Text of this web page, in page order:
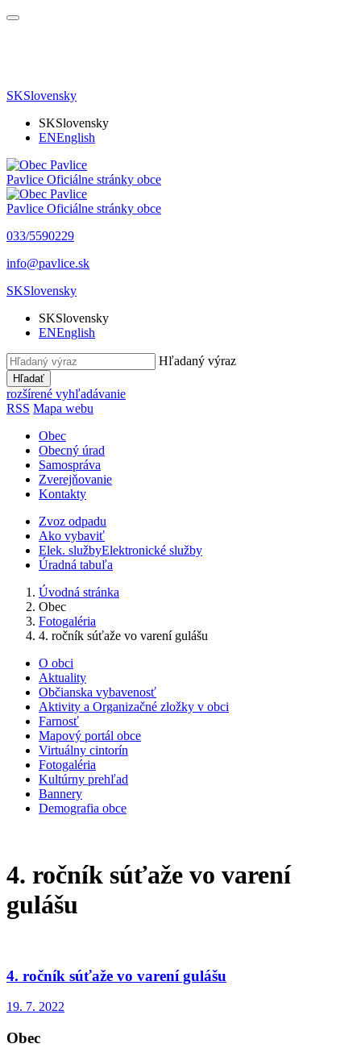
SKSlovensky
SKSlovensky
ENEnglish
Pavlice Oficiálne stránky obce
Pavlice Oficiálne stránky obce
033/5590229
info@pavlice.sk
SKSlovensky
SKSlovensky
ENEnglish
Hľadaný výraz
Hľadať
rozšírené vyhľadávanie
RSS Mapa webu
Obec
Obecný úrad
Samospráva
Zverejňovanie
Kontakty
Zvoz odpadu
Ako vybaviť
Elek. službyElektronické služby
Úradná tabuľa
Úvodná stránka
Obec
Fotogaléria
4. ročník súťaže vo varení gulášu
O obci
Aktuality
Občianska vybavenosť
Aktivity a Organizačné zložky v obci
Farnosť
Mapový portál obce
Virtuálny cintorín
Fotogaléria
Kultúrny prehľad
Bannery
Demografia obce
4. ročník súťaže vo varení
gulášu
4. ročník súťaže vo varení gulášu
19. 7. 2022
Obec